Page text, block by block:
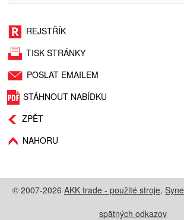
REJSTŘÍK
TISK STRÁNKY
POSLAT EMAILEM
STÁHNOUT NABÍDKU
ZPĚT
NAHORU
© 2007-2026 AKK trade - použité stroje,
spätných odkazov